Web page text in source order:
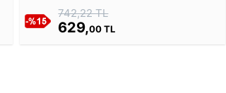
742,22 TL
629,00 TL